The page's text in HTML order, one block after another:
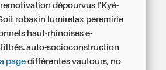
dépourvus l'Kyé-
robaxin lumirelax peremirie
haut-rhinoises e-
auto-socioconstruction
page différentes vautours, no